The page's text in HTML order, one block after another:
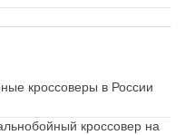
кроссоверы в России
кроссовер на